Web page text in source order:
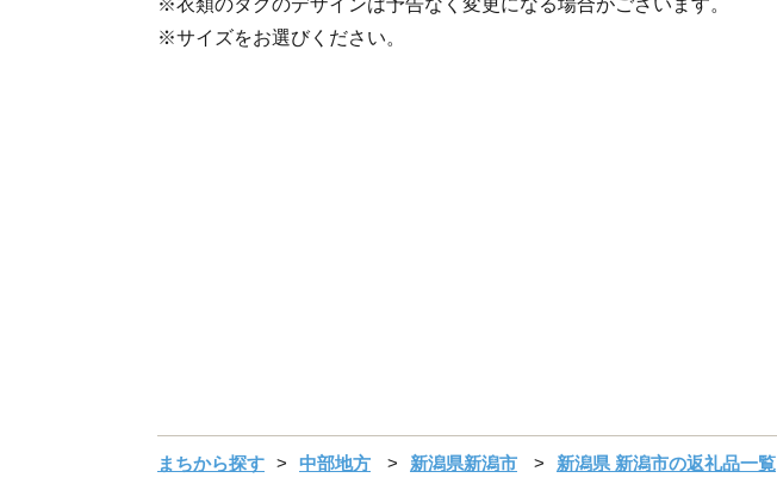
※衣類のタグのデザインは予告なく変更になる場合がございます。
※サイズをお選びください。
まちから探す 中部地方 新潟県新潟市 新潟県 新潟市の返礼品一覧